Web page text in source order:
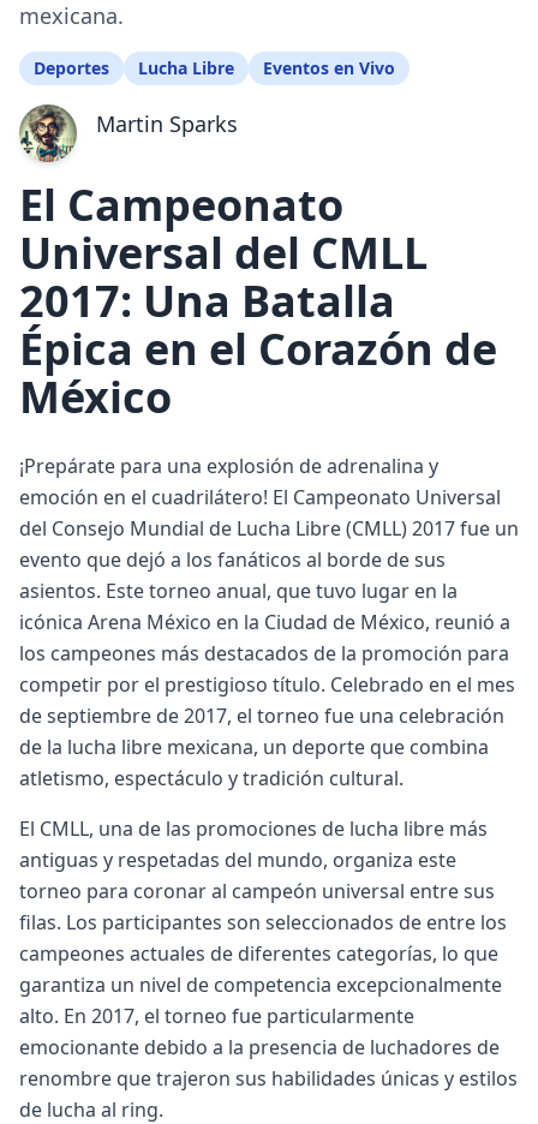
mexicana.
Deportes Lucha Libre Eventos en Vivo
Martin Sparks
El Campeonato
Universal del CMLL
2017: Una Batalla
Épica en el Corazón de
México
¡Prepárate para una explosión de adrenalina y
emoción en el cuadrilátero! El Campeonato Universal
del Consejo Mundial de Lucha Libre (CMLL) 2017 fue un
evento que dejó a los fanáticos al borde de sus
asientos. Este torneo anual, que tuvo lugar en la
icónica Arena México en la Ciudad de México, reunió a
los campeones más destacados de la promoción para
competir por el prestigioso título. Celebrado en el mes
de septiembre de 2017, el torneo fue una celebración
de la lucha libre mexicana, un deporte que combina
atletismo, espectáculo y tradición cultural.
El CMLL, una de las promociones de lucha libre más
antiguas y respetadas del mundo, organiza este
torneo para coronar al campeón universal entre sus
filas. Los participantes son seleccionados de entre los
campeones actuales de diferentes categorías, lo que
garantiza un nivel de competencia excepcionalmente
alto. En 2017, el torneo fue particularmente
emocionante debido a la presencia de luchadores de
renombre que trajeron sus habilidades únicas y estilos
de lucha al ring.